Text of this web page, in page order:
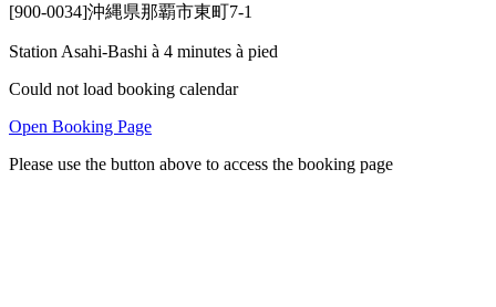
[900-0034]沖縄県那覇市東町7-1
Station Asahi-Bashi à 4 minutes à pied
Could not load booking calendar
Open Booking Page
Please use the button above to access the booking page